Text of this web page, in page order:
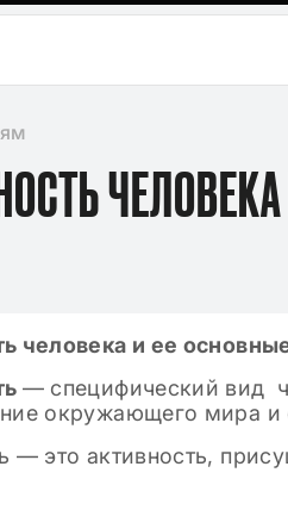
человека и ее
— специфический вид
окружающего мира и
— это активность,